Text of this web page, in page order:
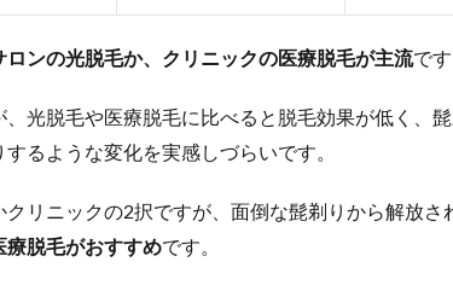
ロンの光脱毛か、クリニックの医療脱毛が主流です
光脱毛や医療脱毛に比べると脱毛効果が低く、
るような変化を実感しづらいです。
リニックの2択ですが、面倒な髭剃りから解放さ
療脱毛がおすすめです。